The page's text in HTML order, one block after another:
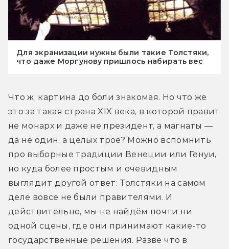
Для экранизации нужны были такие Толстяки,
что даже Моргунову пришлось набирать вес
Что ж, картина до боли знакомая. Но что же
это за такая страна XIX века, в которой правит
не монарх и даже не президент, а магнаты —
да не один, а целых трое? Можно вспомнить
про выборные традиции Венеции или Генуи,
но куда более простым и очевидным
выглядит другой ответ: Толстяки на самом
деле вовсе не были правителями. И
действительно, мы не найдём почти ни
одной сцены, где они принимают какие-то
государственные решения. Разве что в